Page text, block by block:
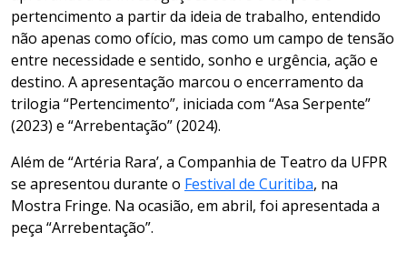
pertencimento a partir da ideia de trabalho, entendido
não apenas como ofício, mas como um campo de tensão
entre necessidade e sentido, sonho e urgência, ação e
destino. A apresentação marcou o encerramento da
trilogia “Pertencimento”, iniciada com “Asa Serpente”
(2023) e “Arrebentação” (2024).
Além de “Artéria Rara’, a Companhia de Teatro da UFPR
se apresentou durante o Festival de Curitiba, na
Mostra Fringe. Na ocasião, em abril, foi apresentada a
peça “Arrebentação”.